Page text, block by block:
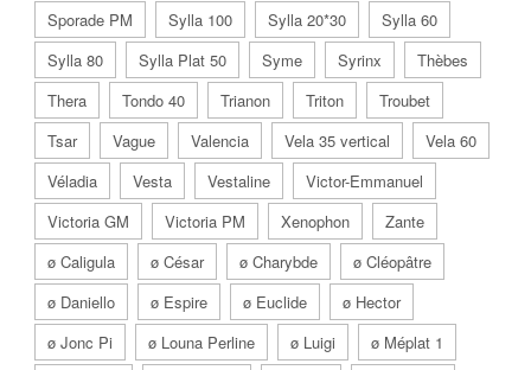
Sporade PM
Sylla 100 Sylla 20*30
Sylla 60
Sylla 80
Sylla Plat 50 Syme Syrinx
Thèbes
Thera
Tondo 40 Trianon Triton
Troubet
Tsar
Vague Valencia Vela 35 vertical
Vela 60
Véladia
Vesta Vestaline
Victor-Emmanuel
Victoria GM
Victoria PM Xenophon
Zante
ø Caligula
ø César ø Charybde
ø Cléopâtre
ø Daniello
ø Espire ø Euclide
ø Hector
ø Jonc Pi
ø Louna Perline ø Luigi
ø Méplat 1